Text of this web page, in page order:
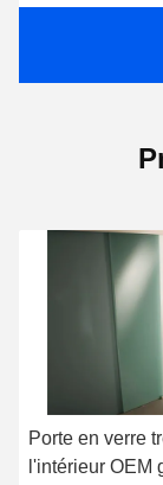
Porte en verre
l'intérieur OEM